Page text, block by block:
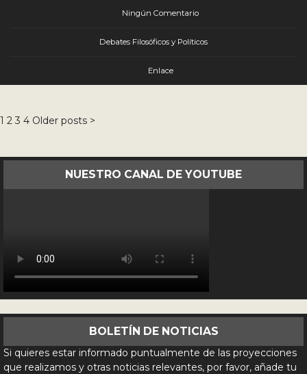
Ningún Comentario
Debates Filosóficos y Políticos
Enlace
Paginación
entradas
1 2 3 4 Older posts >
NUESTRO CANAL DE YOUTUBE
BOLETÍN DE NOTICIAS
Si quieres estar informado puntualmente de las proyecciones
que realizamos y otras noticias relevantes, por favor, añade tu